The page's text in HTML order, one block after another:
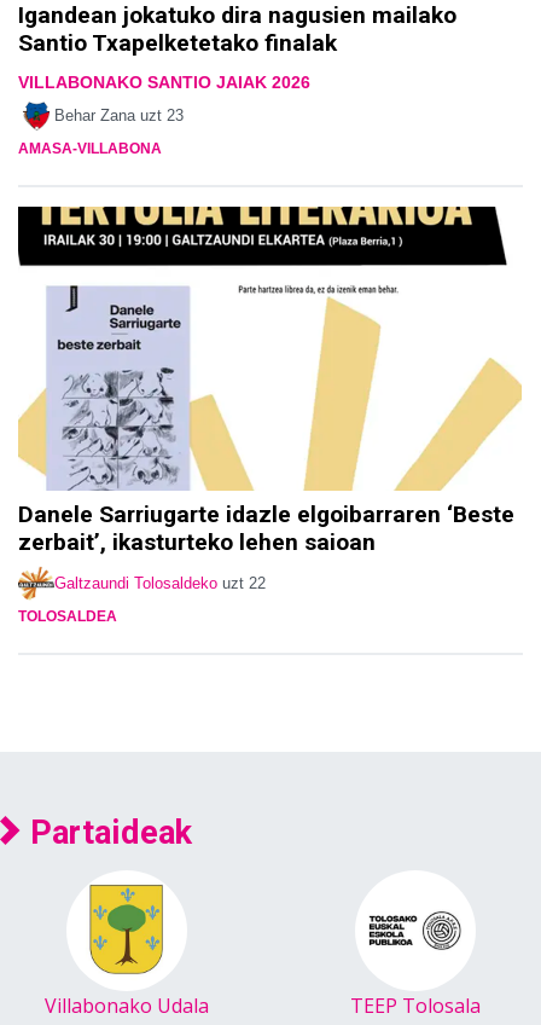
Igandean jokatuko dira nagusien mailako
Santio Txapelketetako finalak
VILLABONAKO SANTIO JAIAK 2026
Behar Zana uzt 23
AMASA-VILLABONA
Danele Sarriugarte idazle elgoibarraren ‘Beste
zerbait’, ikasturteko lehen saioan
Galtzaundi Tolosaldeko uzt 22
TOLOSALDEA
Partaideak
Villabonako Udala TEEP Tolosala